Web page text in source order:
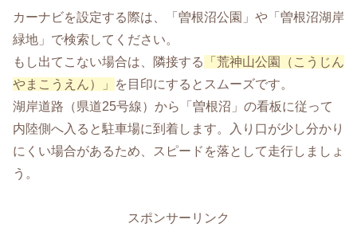
カーナビを設定する際は、「曽根沼公園」や「曽根沼湖岸
緑地」で検索してください。
もし出てこない場合は、隣接する
「荒神山公園（こうじん
やまこうえん）」
を目印にするとスムーズです。
湖岸道路（県道25号線）から「曽根沼」の看板に従って
内陸側へ入ると駐車場に到着します。入り口が少し分かり
にくい場合があるため、スピードを落として走行しましょ
う。
スポンサーリンク